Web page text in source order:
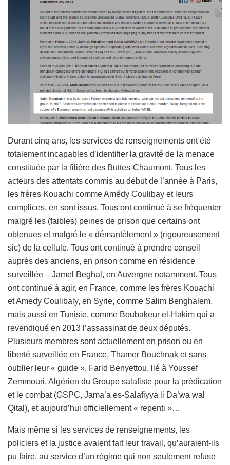
Durant cinq ans, les services de renseignements ont été
totalement incapables d’identifier la gravité de la menace
constituée par la filière des Buttes-Chaumont. Tous les
acteurs des attentats commis au début de l’année à Paris,
les frères Kouachi comme Amédy Coulibay et leurs
complices, en sont issus. Tous ont continué à se fréquenter
malgré les (faibles) peines de prison que certains ont
obtenues et malgré le « démantèlement » (rigoureusement
sic) de la cellule. Tous ont continué à prendre conseil
auprès des anciens, en prison comme en résidence
surveillée – Jamel Beghal, en Auvergne notamment. Tous
ont continué à agir, en France, comme les frères Kouachi
et Amedy Coulibaly, en Syrie, comme Salim Benghalem,
mais aussi en Tunisie, comme Boubakeur el-Hakim qui a
revendiqué en 2013 l’assassinat de deux députés.
Plusieurs membres sont actuellement en prison ou en
liberté surveillée en France, Thamer Bouchnak et sans
oublier leur « guide », Farid Benyettou, lié à Youssef
Zemmouri, Algérien du Groupe salafiste pour la prédication
et le combat (GSPC, Jama’a es-Salafiyya li Da’wa wal
Qital), et aujourd’hui officiellement « repenti »…
Mais même si les services de renseignements, les
policiers et la justice avaient fait leur travail, qu’auraient-ils
pu faire, au service d’un régime qui non seulement refuse